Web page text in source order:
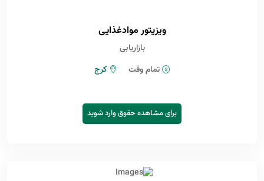
ویزیتور موادغذایی
بازاریابی
تمام وقت
کرج
برای مشاهده حقوق وارد شوید